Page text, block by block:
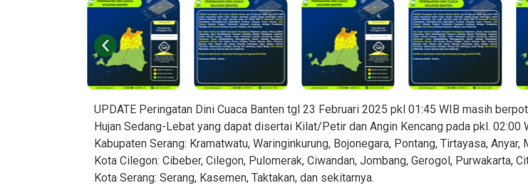
UPDATE Peringatan Dini Cuaca Banten tgl 23 Februari 2025 pkl 01:45 WIB masih
Hujan Sedang-Lebat yang dapat disertai Kilat/Petir dan Angin Kencang pada pkl. 02:00
Kabupaten Serang: Kramatwatu, Waringinkurung, Bojonegara, Pontang, Tirtayasa, Anyar,
Kota Cilegon: Cibeber, Cilegon, Pulomerak, Ciwandan, Jombang, Gerogol, Purwakarta,
Kota Serang: Serang, Kasemen, Taktakan, dan sekitarnya.